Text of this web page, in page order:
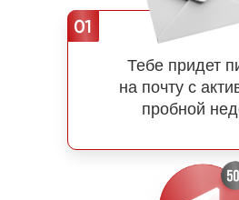
Тебе придет
на почту с
пробной